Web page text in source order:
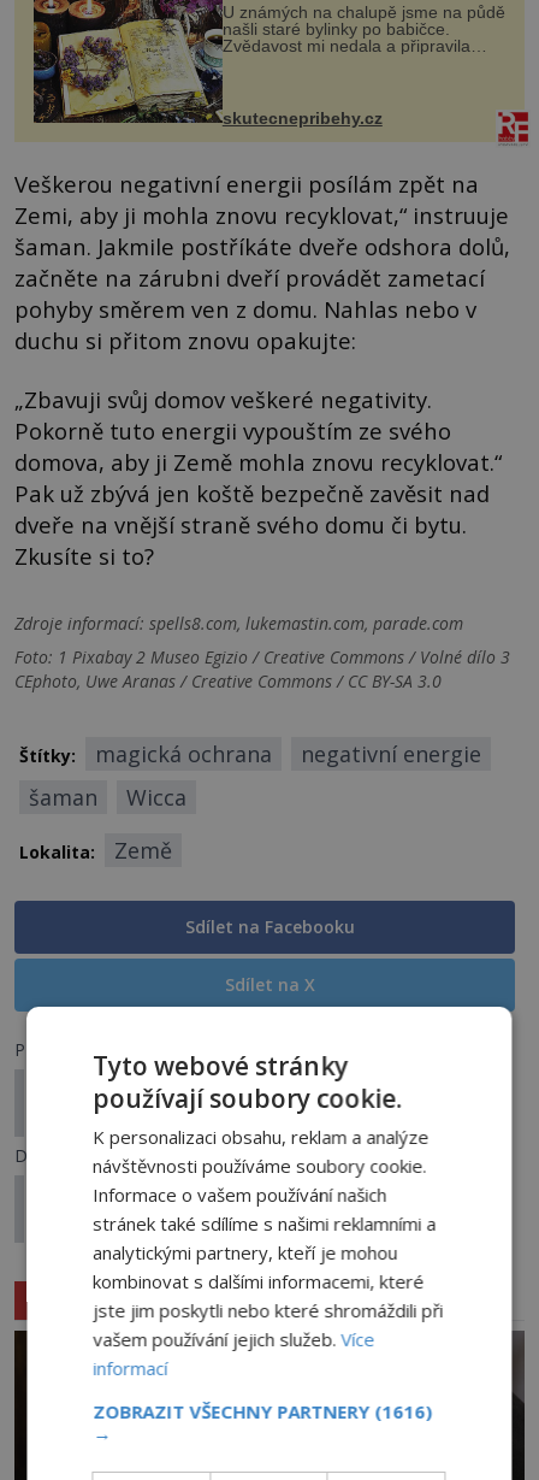
U známých na chalupě jsme na půdě
našli staré bylinky po babičce.
Zvědavost mi nedala a připravila
jsem si z nich lektvar… Zimní pobyt
na chalupě se pro mě vlastní vinou
změnil v děsivý zážitek, na kt...
skutecnepribehy.cz
Veškerou negativní energii posílám zpět na
Zemi, aby ji mohla znovu recyklovat,“ instruuje
šaman. Jakmile postříkáte dveře odshora dolů,
začněte na zárubni dveří provádět zametací
pohyby směrem ven z domu. Nahlas nebo v
duchu si přitom znovu opakujte:
„Zbavuji svůj domov veškeré negativity.
Pokorně tuto energii vypouštím ze svého
domova, aby ji Země mohla znovu recyklovat.“
Pak už zbývá jen koště bezpečně zavěsit nad
dveře na vnější straně svého domu či bytu.
Zkusíte si to?
Zdroje informací: spells8.com, lukemastin.com, parade.com
Foto: 1 Pixabay 2 Museo Egizio / Creative Commons / Volné dílo 3
CEphoto, Uwe Aranas / Creative Commons / CC BY-SA 3.0
Štítky: magická ochrana
negativní energie
šaman
Wicca
Lokalita: Země
Sdílet na Facebooku
Sdílet na X
Předchozí článek
Christopher Case zemřel za podivných okolností.
Zabil ho strach, nebo temná kletba
Další článek
Tajemství Českého Krumlova: Co alchymisté
ukryli do tajemných symbolů?
Související články
Tyto webové stránky
používají soubory cookie.
K personalizaci obsahu, reklam a analýze
návštěvnosti používáme soubory cookie.
Informace o vašem používání našich
stránek také sdílíme s našimi reklamními a
analytickými partnery, kteří je mohou
kombinovat s dalšími informacemi, které
jste jim poskytli nebo které shromáždili při
vašem používání jejich služeb.Více
informací
ZOBRAZIT VŠECHNY PARTNERY (1616)
→